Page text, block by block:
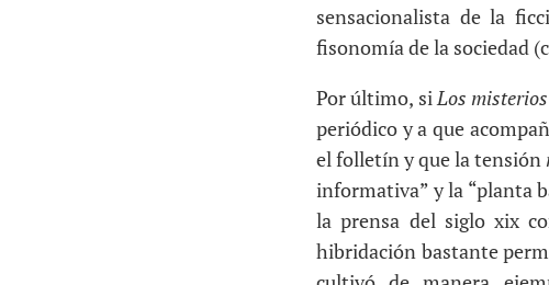
sensacionalista de la
fisonomía de la sociedad
Por último, siLos
periódico y a que
el folletín y que la tensión
informativa” y la “planta
la prensa del siglo xix
hibridación bastante